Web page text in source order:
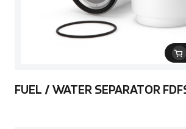
FUEL / WATER SEPARATOR